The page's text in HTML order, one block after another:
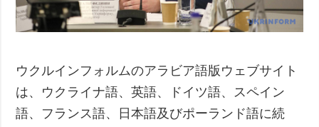
ウクルインフォルムのアラビア語版ウェブサイト
は、ウクライナ語、英語、ドイツ語、スペイン
語、フランス語、日本語及びポーランド語に続